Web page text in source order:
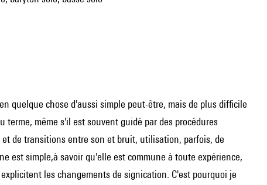
quelque chose d'aussi simple peut-être, mais de plus difficile
même s'il est souvent guidé par des procédures
de transitions entre son et bruit, utilisation, parfois, de
est simple,à savoir qu'elle est commune à toute expérience,
les changements de signication. C'est pourquoi je